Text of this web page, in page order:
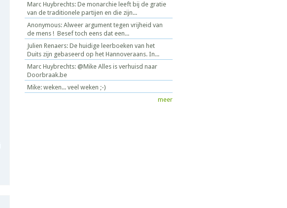
Marc Huybrechts: De monarchie leeft bij de gratie
van de traditionele partijen en die zijn...
Anonymous: Alweer argument tegen vrijheid van
de mens ! Besef toch eens dat een...
Julien Renaers: De huidige leerboeken van het
Duits zijn gebaseerd op het Hannoveraans. In...
Marc Huybrechts: @Mike Alles is verhuisd naar
Doorbraak.be
Mike: weken... veel weken ;-)
meer